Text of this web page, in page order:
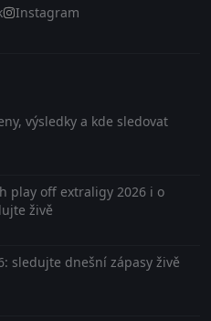
Instagram
výsledky a kde sledovat
play off extraligy 2026 i o
živě
sledujte dnešní zápasy živě